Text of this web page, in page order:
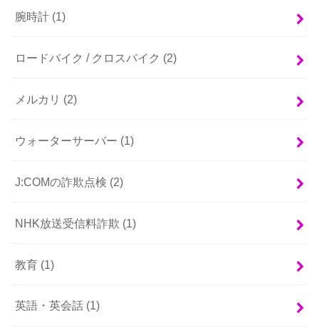
腕時計 (1)
ロードバイク / クロスバイク (2)
メルカリ (2)
ウォーターサーバー (1)
J:COMの詐欺点検 (2)
NHK放送受信料詐欺 (1)
教育 (1)
英語・英会話 (1)